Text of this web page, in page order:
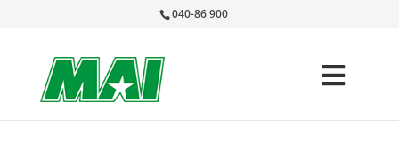
040-86 900